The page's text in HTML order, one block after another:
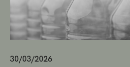
30/03/2026